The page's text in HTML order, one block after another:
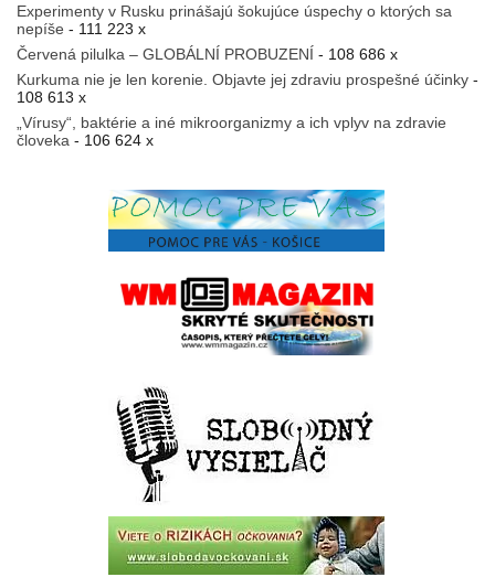
Experimenty v Rusku prinášajú šokujúce úspechy o ktorých sa
nepíše - 111 223 x
Červená pilulka – GLOBÁLNÍ PROBUZENÍ - 108 686 x
Kurkuma nie je len korenie. Objavte jej zdraviu prospešné účinky -
108 613 x
„Vírusy“, baktérie a iné mikroorganizmy a ich vplyv na zdravie
človeka - 106 624 x